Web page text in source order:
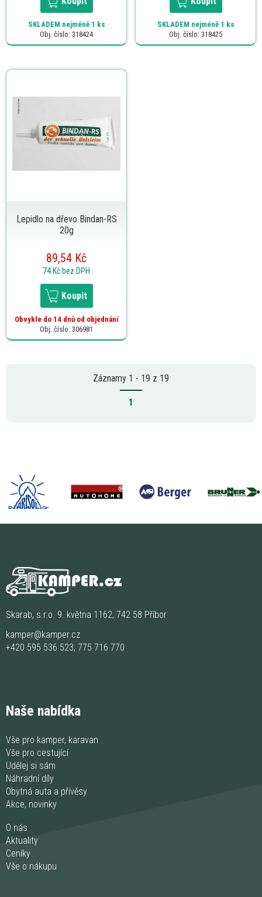
SKLADEM nejméně 1 ks
Obj. číslo: 318424
SKLADEM nejméně 1 ks
Obj. číslo: 318425
Lepidlo na dřevo Bindan-RS
20g
89,54 Kč
74 Kč bez DPH
Koupit
Obvykle do 14 dnů od objednání
Obj. číslo: 306981
Záznamy 1 - 19 z 19
1
Skarab, s.r.o. 9. května 1162, 742 58 Příbor
kamper@kamper.cz
+420 595 536 523, 775 716 770
Naše nabídka
Vše pro kamper, karavan
Vše pro cestující
Udělej si sám
Náhradní díly
Obytná auta a přívěsy
Akce, novinky
O nás
Aktuality
Ceníky
Vše o nákupu